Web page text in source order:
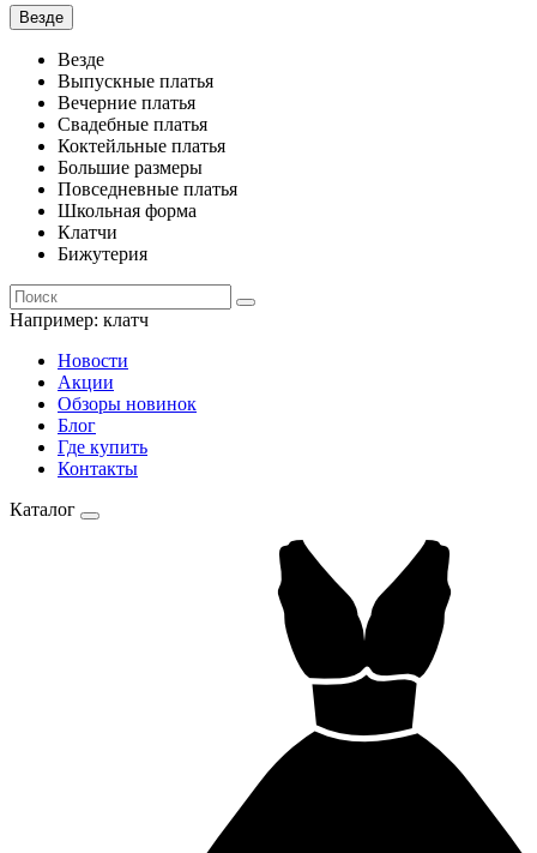
Везде
Везде
Выпускные платья
Вечерние платья
Свадебные платья
Коктейльные платья
Большие размеры
Повседневные платья
Школьная форма
Клатчи
Бижутерия
Например: клатч
Новости
Акции
Обзоры новинок
Блог
Где купить
Контакты
Каталог